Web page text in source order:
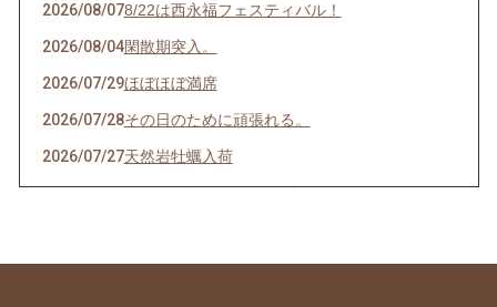
2026/08/078/22は西永福フェスティバル！
2026/08/04閑散期突入。
2026/07/29ほぼほぼ満席
2026/07/28その日のために頑張れる。
2026/07/27天然岩牡蠣入荷
2026/07/23うなぎを食べてエネルギーチャージ！
2026/07/19サッカーワールドカップ 決勝戦 観戦会 開